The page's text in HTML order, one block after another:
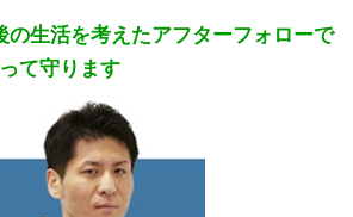
の生活を考えたアフターフォローで
て守ります